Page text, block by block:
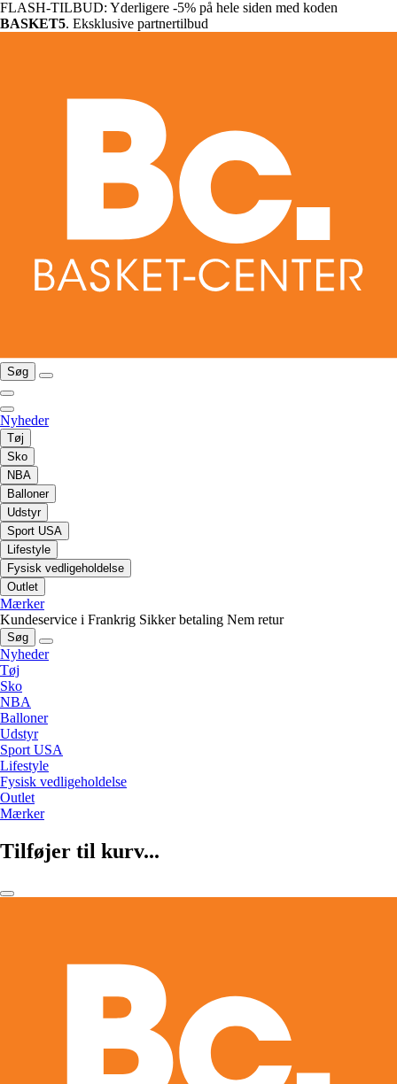
FLASH-TILBUD: Yderligere -5% på hele siden med koden
BASKET5. Eksklusive partnertilbud
Søg
Nyheder
Tøj
Sko
NBA
Balloner
Udstyr
Sport USA
Lifestyle
Fysisk vedligeholdelse
Outlet
Mærker
Kundeservice i Frankrig Sikker betaling Nem retur
Søg
Nyheder
Tøj
Sko
NBA
Balloner
Udstyr
Sport USA
Lifestyle
Fysisk vedligeholdelse
Outlet
Mærker
Tilføjer til kurv...